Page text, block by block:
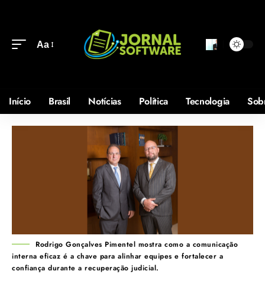
Aa
Início Brasil Notícias Política Tecnologia
Rodrigo Gonçalves Pimentel mostra como a comunicação
interna eficaz é a chave para alinhar equipes e fortalecer a
confiança durante a recuperação judicial.